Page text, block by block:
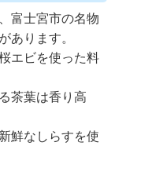
富士宮市の名物
あります。
エビを使った料
茶葉は香り高
鮮なしらすを使